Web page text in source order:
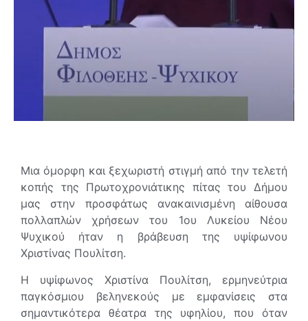
Μια όμορφη και ξεχωριστή στιγμή από την τελετή
κοπής της Πρωτοχρονιάτικης πίτας του Δήμου
μας στην προσφάτως ανακαινισμένη αίθουσα
πολλαπλών χρήσεων του 1ου Λυκείου Νέου
Ψυχικού ήταν η βράβευση της υψίφωνου
Χριστίνας Πουλίτση.
Η υψίφωνος Χριστίνα Πουλίτση, ερμηνεύτρια
παγκόσμιου βεληνεκούς με εμφανίσεις στα
σημαντικότερα θέατρα της υφηλίου, που όταν